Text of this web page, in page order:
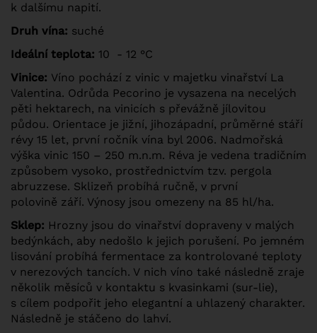
k dalšímu napití.
Druh vína: suché
Ideální teplota: 10 - 12 °C
Vinice: Víno pochází z vinic v majetku vinařství La
Valentina. Odrůda Pecorino je vysazena na necelých
pěti hektarech, na vinicích s převážně jílovitou
půdou. Orientace je jižní, jihozápadní, průměrné stáří
révy 15 let, první ročník vína byl 2006. Nadmořská
výška vinic 150 – 250 m.n.m. Réva je vedena tradičním
způsobem vysoko, prostřednictvím tzv. pergola
abruzzese. Sklizeň probíhá ručně, v první
polovině září. Výnosy jsou omezeny na 85 hl/ha.
Sklep: Hrozny jsou do vinařství dopraveny v malých
bedýnkách, aby nedošlo k jejich porušení. Po jemném
lisování probíhá fermentace za kontrolované teploty
v nerezových tancích. V nich víno také následně zraje
několik měsíců v kontaktu s kvasinkami (sur-lie),
s cílem podpořit jeho elegantní a uhlazený charakter.
Následně je stáčeno do lahví.